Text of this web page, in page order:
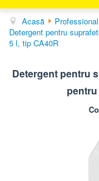
HOME & GARDEN
PROFESSIONAL
CATALOAGE
Acasă Professional
Detergent pentru
5 l, tip CA40R
Detergent pentru
pentru